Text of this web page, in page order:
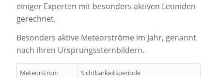
einiger Experten mit besonders aktiven Leoniden
gerechnet.
Besonders aktive Meteorströme im Jahr, genannt
nach ihren Ursprungssternbildern.
Meteorstrom Sichtbarkeitsperiode